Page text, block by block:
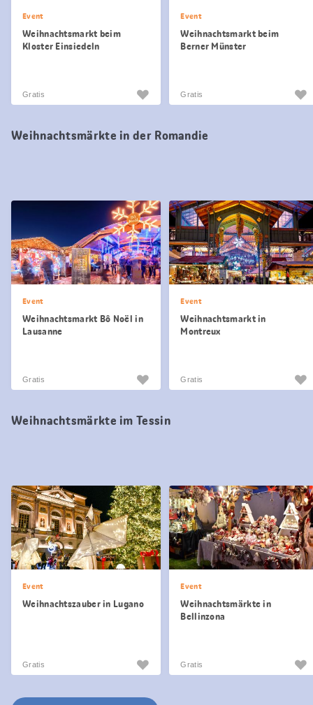
Event
Weihnachtsmarkt beim
Kloster Einsiedeln
Gratis
Event
Weihnachtsmarkt beim
Berner Münster
Gratis
Weihnachtsmärkte in der Romandie
Event
Weihnachtsmarkt Bô Noël in
Lausanne
Gratis
Event
Weihnachtsmarkt in
Montreux
Gratis
Weihnachtsmärkte im Tessin
Event
Weihnachtszauber in Lugano
Gratis
Event
Weihnachtsmärkte in
Bellinzona
Gratis